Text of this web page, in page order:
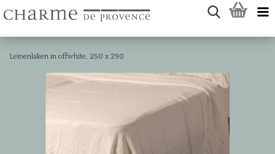
Leinenlaken in offwhite, 250 x 290